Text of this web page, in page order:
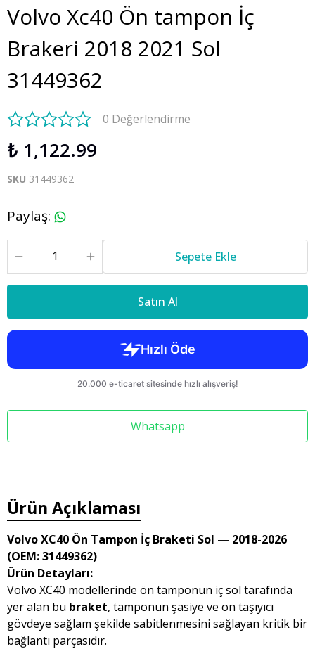
Volvo Xc40 Ön tampon İç
Brakeri 2018 2021 Sol
31449362
0 Değerlendirme
₺ 1,122.99
SKU 31449362
Paylaş:
Sepete Ekle
Satın Al
Whatsapp
Ürün Açıklaması
Volvo XC40 Ön Tampon İç Braketi Sol — 2018-2026
(OEM: 31449362)
Ürün Detayları:
Volvo XC40 modellerinde ön tamponun iç sol tarafında
yer alan bu braket, tamponun şasiye ve ön taşıyıcı
gövdeye sağlam şekilde sabitlenmesini sağlayan kritik bir
bağlantı parçasıdır.